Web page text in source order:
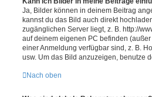
Ja, Bilder können in deinem Beitrag
kannst du das Bild auch direkt
zugänglichen Server liegt, z. B. http://
auf deinem eigenen PC befinden
einer Anmeldung verfügbar sind, z. B.
usw. Um das Bild anzuzeigen, benutze
Nach oben